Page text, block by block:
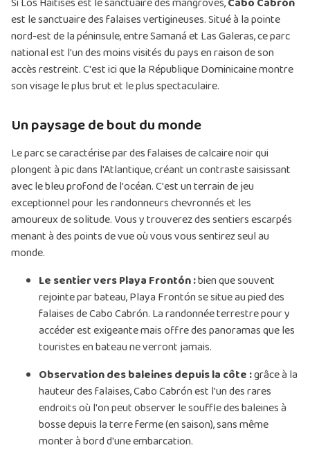
est le sanctuaire des falaises vertigineuses. Situé à la pointe
nord-est de la péninsule, entre Samaná et Las Galeras, ce parc
national est l'un des moins visités du pays en raison de son
accès restreint. C'est ici que la République Dominicaine montre
son visage le plus brut et le plus spectaculaire.
Un paysage de bout du monde
Le parc se caractérise par des falaises de calcaire noir qui
plongent à pic dans l'Atlantique, créant un contraste saisissant
avec le bleu profond de l'océan. C'est un terrain de jeu
exceptionnel pour les randonneurs chevronnés et les
amoureux de solitude. Vous y trouverez des sentiers escarpés
menant à des points de vue où vous vous sentirez seul au
monde.
Le sentier vers Playa Frontón :bien que souvent
rejointe par bateau, Playa Frontón se situe au pied des
falaises de Cabo Cabrón. La randonnée terrestre pour y
accéder est exigeante mais offre des panoramas que les
touristes en bateau ne verront jamais.
Observation des baleines depuis la côte :grâce à la
hauteur des falaises, Cabo Cabrón est l'un des rares
endroits où l'on peut observer le souffle des baleines à
bosse depuis la terre ferme (en saison), sans même
monter à bord d'une embarcation.